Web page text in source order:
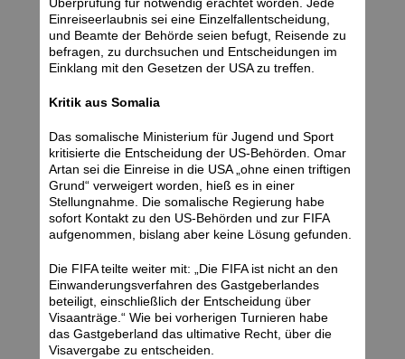
Einreiseerlaubnis sei eine Einzelfallentscheidung,
und Beamte der Behörde seien befugt, Reisende zu
befragen, zu durchsuchen und Entscheidungen im
Einklang mit den Gesetzen der USA zu treffen.
Kritik aus Somalia
Das somalische Ministerium für Jugend und Sport
kritisierte die Entscheidung der US-Behörden. Omar
Artan sei die Einreise in die USA „ohne einen triftigen
Grund“ verweigert worden, hieß es in einer
Stellungnahme. Die somalische Regierung habe
sofort Kontakt zu den US-Behörden und zur FIFA
aufgenommen, bislang aber keine Lösung gefunden.
Die FIFA teilte weiter mit: „Die FIFA ist nicht an den
Einwanderungsverfahren des Gastgeberlandes
beteiligt, einschließlich der Entscheidung über
Visaanträge.“ Wie bei vorherigen Turnieren habe
das Gastgeberland das ultimative Recht, über die
Visavergabe zu entscheiden.